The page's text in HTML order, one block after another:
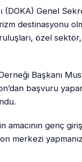
(DOKA) Genel
destinasyonu
özel
Başkanı
başvuru
amacının genç
merkezi